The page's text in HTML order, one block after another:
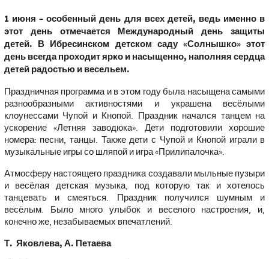
1 июня – особенный день для всех детей, ведь именно в
этот день отмечается Международный день защиты
детей. В Ибресинском детском саду «Солнышко» этот
день всегда проходит ярко и насыщенно, наполняя сердца
детей радостью и весельем.
Праздничная программа и в этом году была насыщена самыми
разнообразными активностями и украшена весёлыми
клоунессами Чупой и Кнопой. Праздник начался танцем на
ускорение «Летняя заводюка». Дети подготовили хорошие
номера: песни, танцы. Также дети с Чупой и Кнопой играли в
музыкальные игры со шляпой и игра «Прилипалочка».
Атмосферу настоящего праздника создавали мыльные пузыри
и весёлая детская музыка, под которую так и хотелось
танцевать и смеяться. Праздник получился шумным и
весёлым. Было много улыбок и веселого настроения, и,
конечно же, незабываемых впечатлений.
Т. Яковлева, А. Петаева